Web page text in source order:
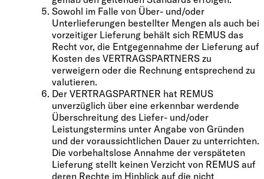
Sowohl im Falle von Über- und/oder
Unterlieferungen bestellter Mengen als auch bei
vorzeitiger Lieferung behält sich REMUS das
Recht vor, die Entgegennahme der Lieferung auf
Kosten des VERTRAGSPARTNERS zu
verweigern oder die Rechnung entsprechend zu
valutieren.
Der VERTRAGSPARTNER hat REMUS
unverzüglich über eine erkennbar werdende
Überschreitung des Liefer- und/oder
Leistungstermins unter Angabe von Gründen
und der voraussichtlichen Dauer zu unterrichten.
Die vorbehaltslose Annahme der verspäteten
Lieferung stellt keinen Verzicht von REMUS auf
deren Rechte im Hinblick auf die nicht